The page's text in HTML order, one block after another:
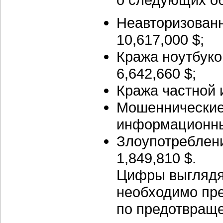
10,617,000 $;
Кража
6,642,660 $;
Кража
1,849,810 $.
Цифры
необходимо
по